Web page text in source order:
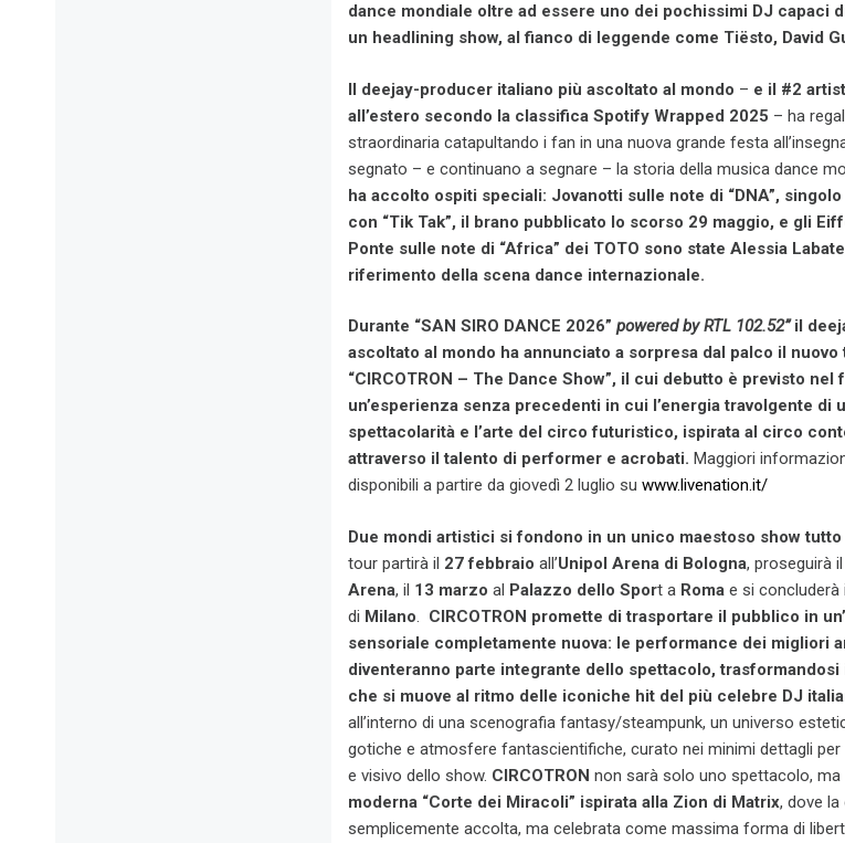
dance mondiale oltre ad essere uno dei pochissimi DJ capaci
un headlining show, al fianco di leggende come Tiësto, David
Il deejay-producer italiano più ascoltato al mondo – e il #2
all’estero secondo la classifica Spotify Wrapped 2025 – ha
straordinaria catapultando i fan in una nuova grande festa
segnato – e continuano a segnare – la storia della musica dance
ha accolto ospiti speciali: Jovanotti sulle note di “DNA”,
con “Tik Tak”, il brano pubblicato lo scorso 29 maggio, e gli
Ponte sulle note di “Africa” dei TOTO sono state Alessia
riferimento della scena dance internazionale.
Durante “SAN SIRO DANCE 2026” powered by RTL 102.52”il
ascoltato al mondo ha annunciato a sorpresa dal palco il
“CIRCOTRON – The Dance Show”, il cui debutto è previsto nel
un’esperienza senza precedenti in cui l’energia travolgente di
spettacolarità e l’arte del circo futuristico, ispirata al circo
attraverso il talento di performer e acrobati. Maggiori
disponibili a partire da giovedì 2 luglio su www.livenation.it/
Due mondi artistici si fondono in un unico maestoso show tutto
tour partirà il 27 febbraio all’Unipol Arena di Bologna, proseguirà il
Arena, il 13 marzo al Palazzo dello Sport a Roma e si concluderà
di Milano. CIRCOTRON promette di trasportare il pubblico in
sensoriale completamente nuova: le performance dei migliori
diventeranno parte integrante dello spettacolo,
che si muove al ritmo delle iconiche hit del più celebre DJ
all’interno di una scenografia fantasy/steampunk, un universo
gotiche e atmosfere fantascientifiche, curato nei minimi dettagli per
e visivo dello show. CIRCOTRON non sarà solo uno spettacolo,
moderna “Corte dei Miracoli” ispirata alla Zion di Matrix, dove la
semplicemente accolta, ma celebrata come massima forma di